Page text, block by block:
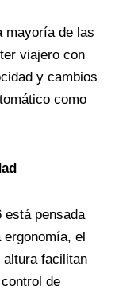
mayoría de las
viajero con
y cambios
como
está pensada
ergonomía, el
altura facilitan
de